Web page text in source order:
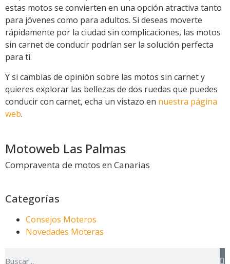
estas motos se convierten en una opción atractiva tanto
para jóvenes como para adultos. Si deseas moverte
rápidamente por la ciudad sin complicaciones, las motos
sin carnet de conducir podrían ser la solución perfecta
para ti.
Y si cambias de opinión sobre las motos sin carnet y
quieres explorar las bellezas de dos ruedas que puedes
conducir con carnet, echa un vistazo en nuestra página
web.
Motoweb Las Palmas
Compraventa de motos en Canarias
Categorías
Consejos Moteros
Novedades Moteras